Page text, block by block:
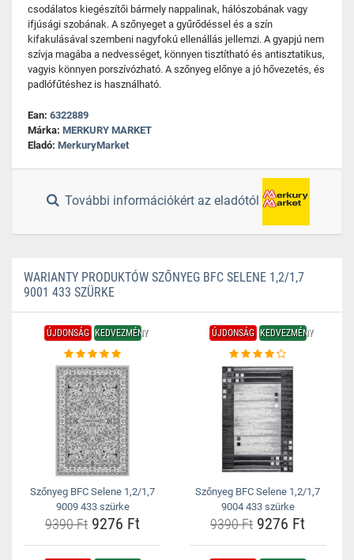
csodálatos kiegészítői bármely nappalinak, hálószobának vagy
ifjúsági szobának. A szőnyeget a gyűrődéssel és a szín
kifakulásával szembeni nagyfokú ellenállás jellemzi. A gyapjú nem
szívja magába a nedvességet, könnyen tisztítható és antisztatikus,
vagyis könnyen porszívózható. A szőnyeg előnye a jó hővezetés, és
padlófűtéshez is használható.
Ean: 6322889
Márka: MERKURY MARKET
Eladó: MerkuryMarket
További információkért az eladótól
WARIANTY PRODUKTÓW SZŐNYEG BFC SELENE 1,2/1,7
9001 433 SZÜRKE
ÚJDONSÁG KEDVEZMÉNY
Szőnyeg BFC Selene 1,2/1,7
9009 433 szürke
9390 Ft 9276 Ft
ÚJDONSÁG KEDVEZMÉNY
Szőnyeg BFC Selene 1,2/1,7
9004 433 szürke
9390 Ft 9276 Ft